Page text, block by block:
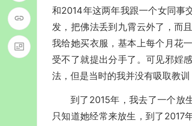
和2014年这两年我跟一个女同事
发，把佛法丢到九霄云外了，而
我给她买衣服，基本上每个月花
受不了就提出分手了。可见邪婬
法，但是当时的我并没有吸取教
到了2015年，我去了一个放
只知道她经常来放生，到了2017